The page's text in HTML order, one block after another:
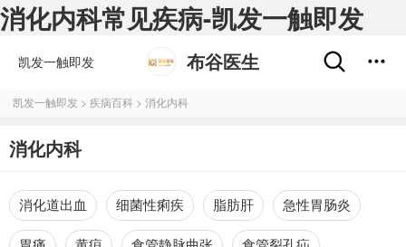
消化内科常见疾病-凯发一触即发
凯发一触即发 布谷医生
凯发一触即发 > 疾病百科 > 消化内科
消化内科
消化道出血 细菌性痢疾 脂肪肝 急性胃肠炎